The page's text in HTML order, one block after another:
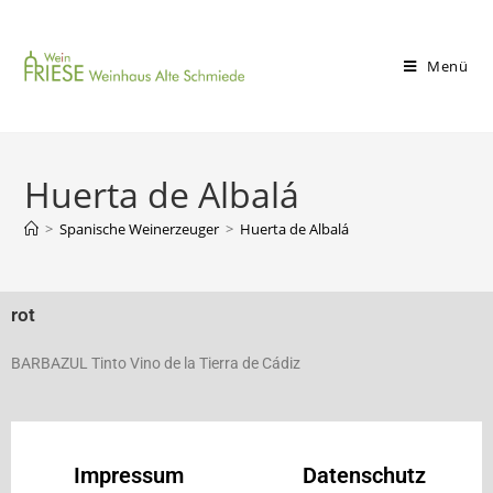
Menü
Huerta de Albalá
> Spanische Weinerzeuger > Huerta de Albalá
rot
BARBAZUL Tinto Vino de la Tierra de Cádiz
Impressum Datenschutz